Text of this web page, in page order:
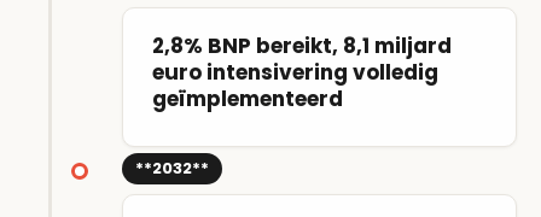
2,8% BNP bereikt, 8,1 miljard
euro intensivering volledig
geïmplementeerd
**2032**